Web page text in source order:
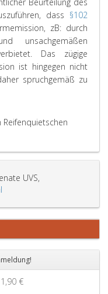
dass §102
zB: durch
unsachgemäßen
Das zügige
ist hingegen nicht
spruchgemäß zu
UVS,
€